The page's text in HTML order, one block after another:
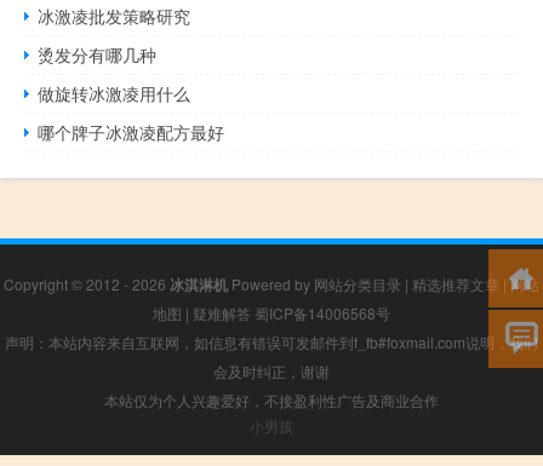
冰激凌批发策略研究
烫发分有哪几种
做旋转冰激凌用什么
哪个牌子冰激凌配方最好
Copyright © 2012 - 2026 冰淇淋机 Powered by 网站分类目录 | 精选推荐文章 |网站
地图 | 疑难解答 蜀ICP备14006568号
声明：本站内容来自互联网，如信息有错误可发邮件到f_fb#foxmail.com说明，我们
会及时纠正，谢谢
本站仅为个人兴趣爱好，不接盈利性广告及商业合作
小男孩